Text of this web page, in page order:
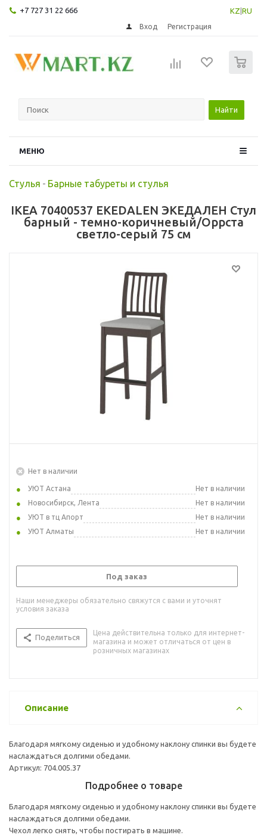
+7 727 31 22 666 KZ RU
Вход Регистрация
Найти
МЕНЮ
Стулья - Барные табуреты и стулья
IKEA 70400537 EKEDALEN ЭКЕДАЛЕН Стул
барный - темно-коричневый/Оррста
светло-серый 75 см
Нет в наличии
УЮТ Астана
Нет в наличии
Новосибирск, Лента
Нет в наличии
УЮТ в тц Апорт
Нет в наличии
УЮТ Алматы
Нет в наличии
Под заказ
Наши менеджеры обязательно свяжутся с вами и уточнят
условия заказа
Поделиться
Цена действительна только для интернет-
магазина и может отличаться от цен в
розничных магазинах
Описание
Благодаря мягкому сиденью и удобному наклону спинки вы будете
наслаждаться долгими обедами.
Артикул: 704.005.37
Подробнее о товаре
Благодаря мягкому сиденью и удобному наклону спинки вы будете
наслаждаться долгими обедами.
Чехол легко снять, чтобы постирать в машине.